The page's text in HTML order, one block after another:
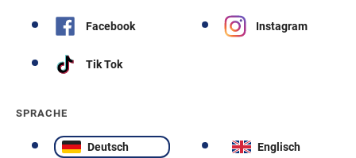
Facebook Instagram
Tik Tok
SPRACHE
Deutsch Englisch